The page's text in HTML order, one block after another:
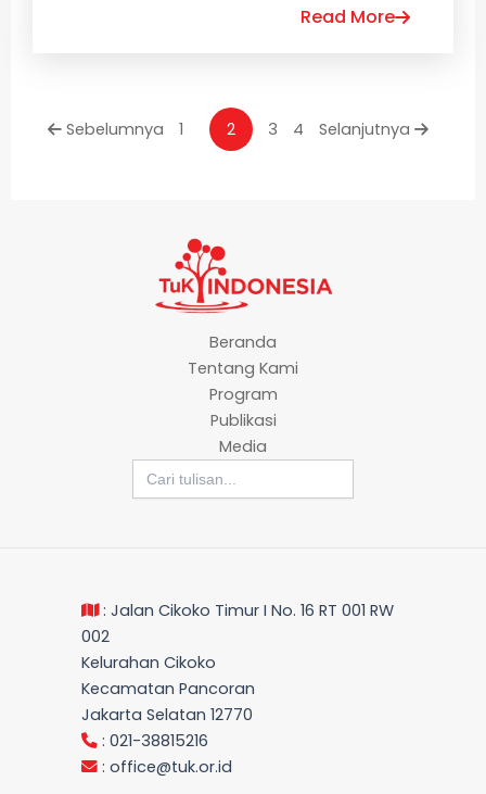
Read More
Sebelumnya 1 2 3 4 Selanjutnya
Beranda
Tentang Kami
Program
Publikasi
Media
Search
for:
: Jalan Cikoko Timur I No. 16 RT 001 RW
002
Kelurahan Cikoko
Kecamatan Pancoran
Jakarta Selatan 12770
: 021-38815216
: office@tuk.or.id